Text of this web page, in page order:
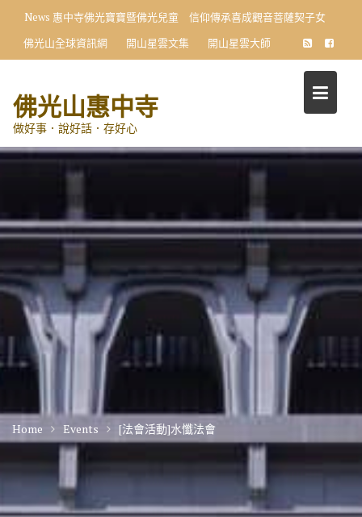
content
News 惠中寺佛光寶寶暨佛光兒童 信仰傳承喜成觀音菩薩契子女
佛光山全球資訊網
開山星雲文集 開山星雲大師
佛光山惠中寺
做好事．說好話．存好心
Home Events [法會活動]水懺法會